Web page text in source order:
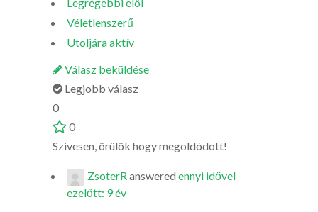
Véletlenszerű
Utoljára aktív
Válasz beküldése
Legjobb válasz
0
0
Szivesen, örülök hogy megoldódott!
ZsoterRanswered ennyi idővel
ezelőtt: 9 év